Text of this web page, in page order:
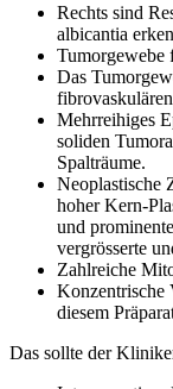
Rechts sind
albicantia
Tumorgewebe
Das
Mehrreihiges
soliden
Spalträume.
Neoplastische
hoher Kern-
und
vergrösserte
Zahlreiche
Konzentrische
diesem
Das sollte der